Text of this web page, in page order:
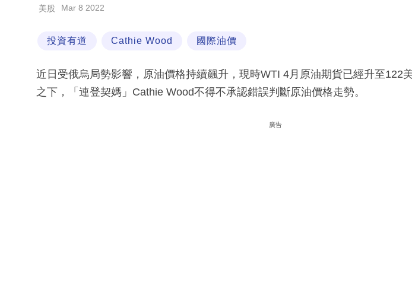
美股 Mar 8 2022
投資有道 Cathie Wood 國際油價
近日受俄烏局勢影響，原油價格持續飆升，現時WTI 4月原油期貨已經升至122
之下，「連登契媽」Cathie Wood不得不承認錯誤判斷原油價格走勢。
廣告